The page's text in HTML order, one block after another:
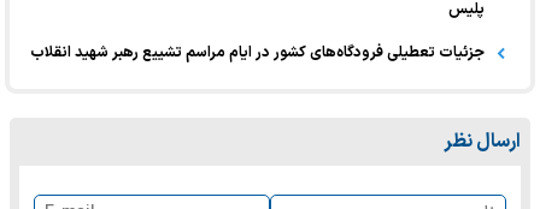
پلیس
جزئیات تعطیلی فرودگاه‌های کشور در ایام مراسم تشییع رهبر شهید انقلاب
ارسال نظر